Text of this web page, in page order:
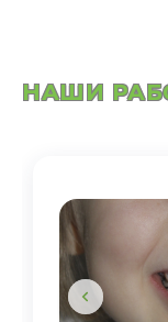
НАШИ